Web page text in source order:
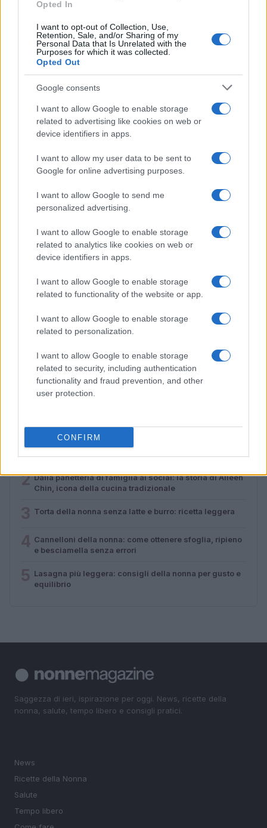
Opted In
I want to opt-out of Collection, Use,
Retention, Sale, and/or Sharing of my
Personal Data that Is Unrelated with the
Purposes for which it was collected.
Opted Out
Google consents
I want to allow Google to enable storage
related to advertising like cookies on web or
device identifiers in apps.
I want to allow my user data to be sent to
Google for online advertising purposes.
I want to allow Google to send me
personalized advertising.
I want to allow Google to enable storage
related to analytics like cookies on web or
device identifiers in apps.
I want to allow Google to enable storage
related to functionality of the website or app.
I want to allow Google to enable storage
related to personalization.
I want to allow Google to enable storage
related to security, including authentication
functionality and fraud prevention, and other
user protection.
CONFIRM
Dalla panetteria di famiglia ai social: la storia di Aileen
Edoardo Castellucci · 3 Ago 2026
Torta della nonna senza latte e burro: ricetta leggera
Camilla Bellini · 2 Ago 2026
1
Piatti freschi della tradizione: minestre, legumi e
2 Dalla panetteria di famiglia ai social: la storia di Aileen
Chin, icona della cucina tradizionale
Torta della nonna senza latte e burro: ricetta leggera
Cannelloni della nonna: come ottenere sfoglia, ripieno
e besciamella senza errori
Lasagna più leggera: consigli della nonna per gusto e
equilibrio
Saggezza di ieri, ispirazione per oggi. News, ricette della
nonna, salute, tempo libero e consigli pratici.
News
Ricette della Nonna
Salute
Tempo libero